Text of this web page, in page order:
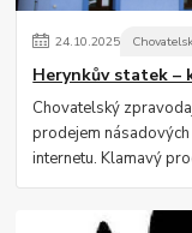
24.10.2025
Herynkův statek –
Chovatelský
prodejem
internetu. Klamavý